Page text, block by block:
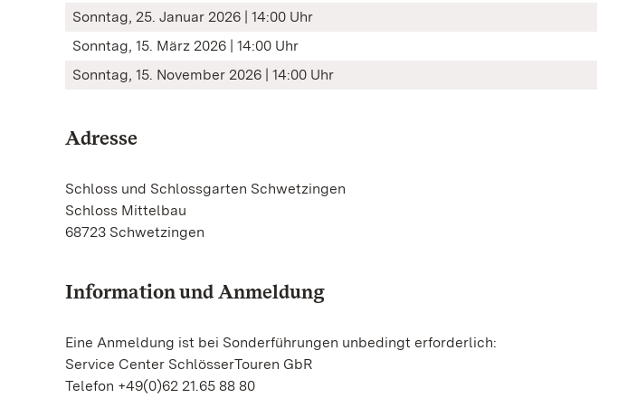
Sonntag, 25. Januar 2026 | 14:00 Uhr
Sonntag, 15. März 2026 | 14:00 Uhr
Sonntag, 15. November 2026 | 14:00 Uhr
Adresse
Schloss und Schlossgarten Schwetzingen
Schloss Mittelbau
68723 Schwetzingen
Information und Anmeldung
Eine Anmeldung ist bei Sonderführungen unbedingt erforderlich:
Service Center SchlösserTouren GbR
Telefon +49(0)62 21.65 88 80